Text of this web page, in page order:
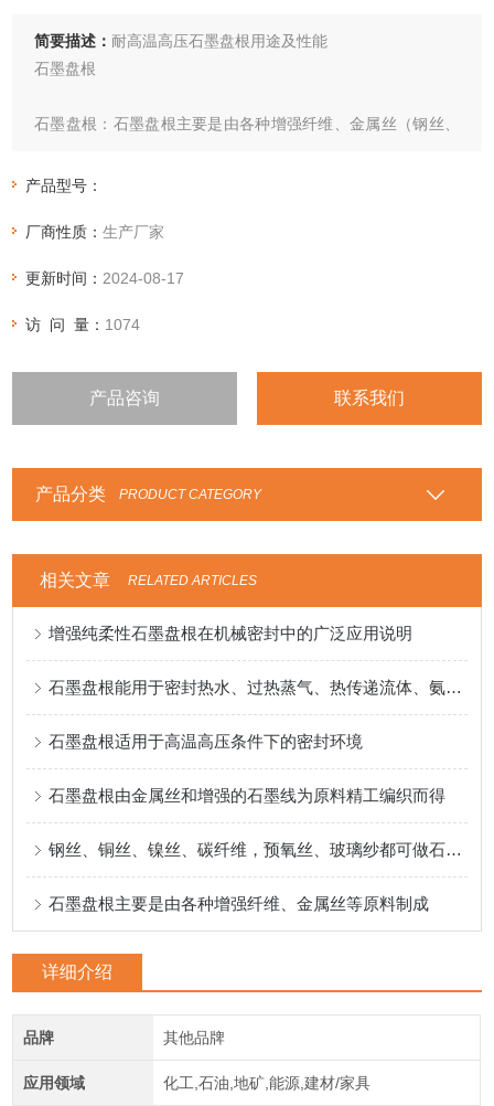
简要描述： 耐高温高压石墨盘根用途及性能
石墨盘根
石墨盘根：石墨盘根主要是由各种增强纤维、金属丝（钢丝、
温高压条件下的动密封体、氨溶液、碳氢化合物、低温液体等
的密封 。它也是*的万用密封盘根。
产品型号：
厂商性质：生产厂家
更新时间： 2024-08-17
访 问 量： 1074
产品咨询 联系我们
产品分类 PRODUCT CATEGORY
相关文章 RELATED ARTICLES
增强纯柔性石墨盘根在机械密封中的广泛应用说明
石墨盘根能用于密封热水、过热蒸气、热传递流体、氨溶液等环境
石墨盘根适用于高温高压条件下的密封环境
石墨盘根由金属丝和增强的石墨线为原料精工编织而得
钢丝、铜丝、镍丝、碳纤维，预氧丝、玻璃纱都可做石墨盘根的简金属丝
石墨盘根主要是由各种增强纤维、金属丝等原料制成
详细介绍
品牌 其他品牌
应用领域 化工,石油,地矿,能源,建材/家具